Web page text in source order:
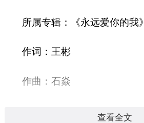
所属专辑：《永远爱你的我》
作词：王彬
作曲：石焱
发行公司：隆娱文化
查看全文